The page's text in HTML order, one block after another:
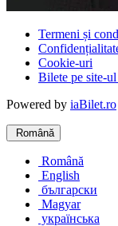
Termeni și
Cookie-uri
Bilete pe site-ul
Powered by iaBilet.ro
Română
Română
English
български
Magyar
українська